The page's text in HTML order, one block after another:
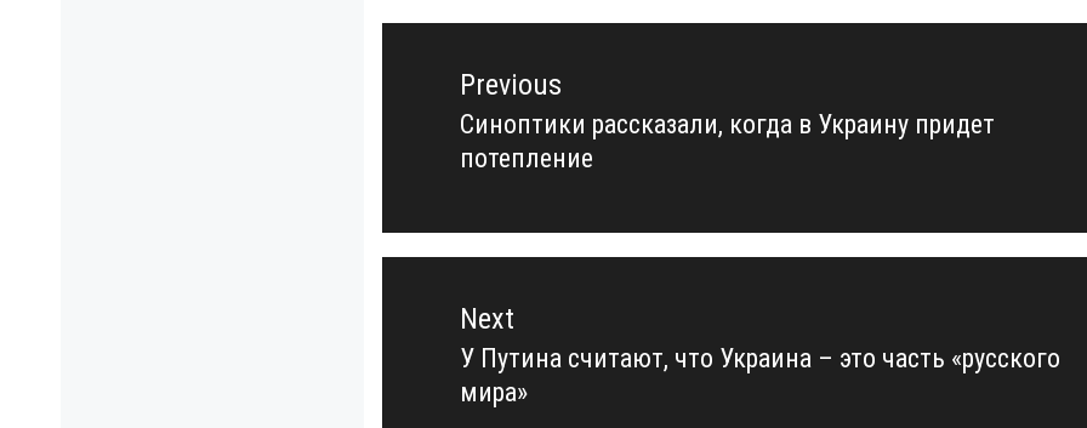
Навигация
записямPrevious
Previous
post:
Синоптики рассказали, когда в Украину придет
потепление
Next
Next
post:
У Путина считают, что Украина – это часть «русского
мира»